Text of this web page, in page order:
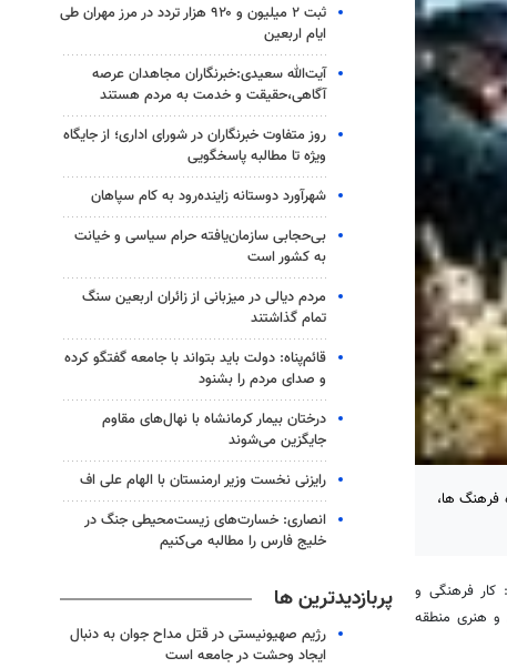
فرهنگ ها،
کار فرهنگی و
و هنری منطقه
ثبت ۲ میلیون و ۹۲۰ هزار تردد در مرز مهران طی
ایام اربعین
آیت‌الله سعیدی:خبرنگاران مجاهدان عرصه
آگاهی،حقیقت و خدمت به مردم هستند
روز متفاوت خبرنگاران در شورای اداری؛ از جایگاه
ویژه تا مطالبه پاسخگویی
شهرآورد دوستانه زاینده‌رود به کام سپاهان
بی‌حجابی سازمان‌یافته حرام سیاسی و خیانت
به کشور است
مردم دیالی در میزبانی از زائران اربعین سنگ
تمام گذاشتند
قائم‌پناه: دولت باید بتواند با جامعه گفتگو کرده
و صدای مردم را بشنود
درختان بیمار کرمانشاه با نهال‌های مقاوم
جایگزین می‌شوند
رایزنی نخست وزیر ارمنستان با الهام علی اف
انصاری: خسارت‌های زیست‌محیطی جنگ در
خلیج فارس را مطالبه‌ می‌کنیم
پربازدیدترین ها
رژیم صهیونیستی در قتل مداح جوان به دنبال
ایجاد وحشت در جامعه است